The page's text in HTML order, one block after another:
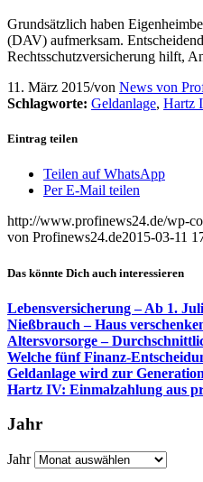
Grundsätzlich haben
(DAV) aufmerksam.
Rechtsschutzversicherung hilft,
11. März 2015/von News von
Schlagworte: Geldanlage, Hartz
Eintrag teilen
Teilen auf WhatsApp
Per E-Mail teilen
http://www.profinews24.de/wp-
von Profinews24.de2015-03-11
Das könnte Dich auch interessieren
Lebensversicherung – Ab 1.
Nießbrauch – Haus
Altersvorsorge –
Welche fünf Finanz-
Geldanlage wird zur
Hartz IV: Einmalzahlung aus
Jahr
Jahr